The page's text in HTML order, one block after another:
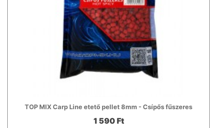
TOP MIX Carp Line etető pellet 8mm - Csípős fűszeres
1 590 Ft